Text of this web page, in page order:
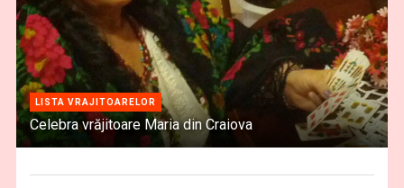
LISTA VRAJITOARELOR
Celebra vrăjitoare Maria din Craiova